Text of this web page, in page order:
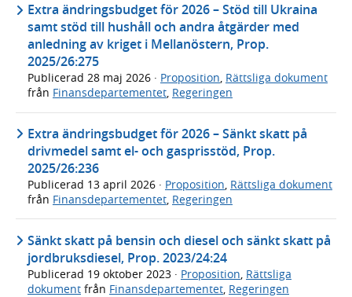
Extra ändringsbudget för 2026 – Stöd till Ukraina
samt stöd till hushåll och andra åtgärder med
anledning av kriget i Mellanöstern, Prop.
2025/26:275
Publicerad 28 maj 2026 · Proposition, Rättsliga dokument
från Finansdepartementet, Regeringen
Extra ändringsbudget för 2026 – Sänkt skatt på
drivmedel samt el- och gasprisstöd, Prop.
2025/26:236
Publicerad 13 april 2026 · Proposition, Rättsliga dokument
från Finansdepartementet, Regeringen
Sänkt skatt på bensin och diesel och sänkt skatt på
jordbruksdiesel, Prop. 2023/24:24
Publicerad 19 oktober 2023 · Proposition Rättsliga
dokument från Finansdepartementet Regeringen